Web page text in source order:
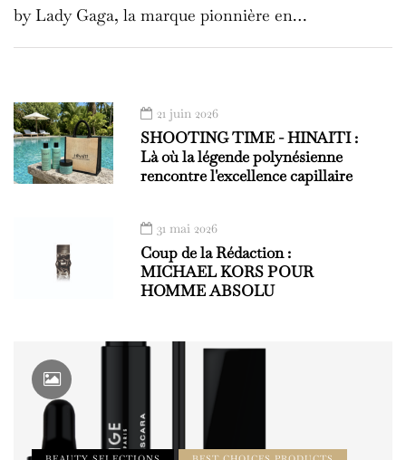
by Lady Gaga, la marque pionnière en…
21 juin 2026
SHOOTING TIME - HINAITI :
Là où la légende polynésienne
rencontre l'excellence capillaire
31 mai 2026
Coup de la Rédaction :
MICHAEL KORS POUR
HOMME ABSOLU